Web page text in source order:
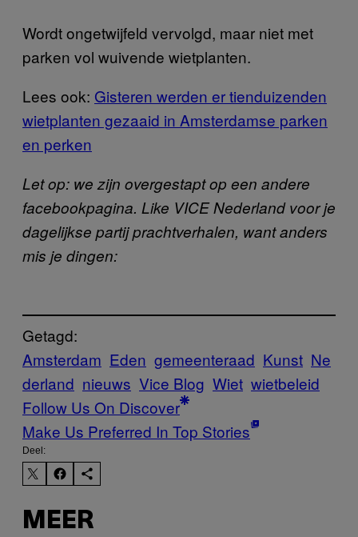
Wordt ongetwijfeld vervolgd, maar niet met
parken vol wuivende wietplanten.
Lees ook: Gisteren werden er tienduizenden
wietplanten gezaaid in Amsterdamse parken
en perken
Let op: we zijn overgestapt op een andere
facebookpagina. Like VICE Nederland voor je
dagelijkse partij prachtverhalen, want anders
mis je dingen:
Getagd:
Amsterdam Eden gemeenteraad Kunst Ne
derland nieuws Vice Blog Wiet wietbeleid
Follow Us On Discover
Make Us Preferred In Top Stories
Deel:
MEER